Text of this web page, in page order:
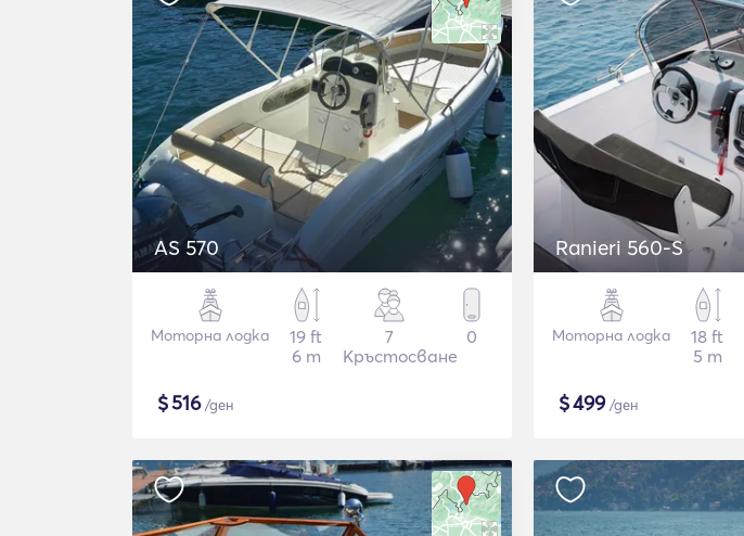
AS 570
Моторна лодка
19 ft
6 m
7
Кръстосване
0
$516/ден
Ranieri 560-S
Моторна лодка
18 ft
5 m
$499/ден